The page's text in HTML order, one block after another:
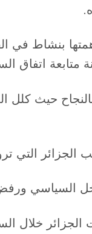
بنشاط في
متابعة اتفاق
الجزائر التي
السياسي
خلال